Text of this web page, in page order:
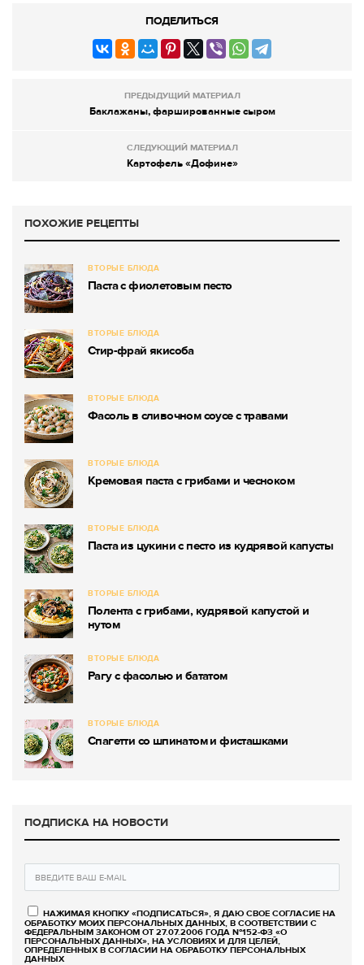
ПОДЕЛИТЬСЯ
ПРЕДЫДУЩИЙ МАТЕРИАЛ
Баклажаны, фаршированные сыром
СЛЕДУЮЩИЙ МАТЕРИАЛ
Картофель «Дофине»
ПОХОЖИЕ РЕЦЕПТЫ
ВТОРЫЕ БЛЮДА
Паста с фиолетовым песто
ВТОРЫЕ БЛЮДА
Стир-фрай якисоба
ВТОРЫЕ БЛЮДА
Фасоль в сливочном соусе с травами
ВТОРЫЕ БЛЮДА
Кремовая паста с грибами и чесноком
ВТОРЫЕ БЛЮДА
Паста из цукини с песто из кудрявой капусты
ВТОРЫЕ БЛЮДА
Полента с грибами, кудрявой капустой и
нутом
ВТОРЫЕ БЛЮДА
Рагу с фасолью и бататом
ВТОРЫЕ БЛЮДА
Спагетти со шпинатом и фисташками
ПОДПИСКА НА НОВОСТИ
НАЖИМАЯ КНОПКУ «ПОДПИСАТЬСЯ», Я ДАЮ СВОЕ СОГЛАСИЕ НА
ОБРАБОТКУ МОИХ ПЕРСОНАЛЬНЫХ ДАННЫХ, В СООТВЕТСТВИИ С
ФЕДЕРАЛЬНЫМ ЗАКОНОМ ОТ 27.07.2006 ГОДА №152-ФЗ «О
ПЕРСОНАЛЬНЫХ ДАННЫХ», НА УСЛОВИЯХ И ДЛЯ ЦЕЛЕЙ,
ОПРЕДЕЛЕННЫХ В СОГЛАСИИ НА ОБРАБОТКУ ПЕРСОНАЛЬНЫХ
ДАННЫХ